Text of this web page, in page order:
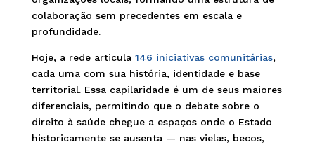
colaboração sem precedentes em escala e
profundidade.
Hoje, a rede articula 146 iniciativas comunitárias,
cada uma com sua história, identidade e base
territorial. Essa capilaridade é um de seus maiores
diferenciais, permitindo que o debate sobre o
direito à saúde chegue a espaços onde o Estado
historicamente se ausenta — nas vielas, becos,